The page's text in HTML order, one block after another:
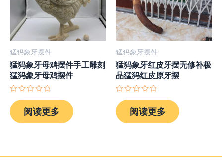
猛犸象牙摆件
猛犸象牙母鸡摆件手工雕刻
猛犸象牙母鸡摆件
分
0
&sol;
阅读更多
猛犸象牙摆件
猛犸象牙红皮牙摆无修补极
品猛犸红皮原牙摆
分
0
&sol;
阅读更多